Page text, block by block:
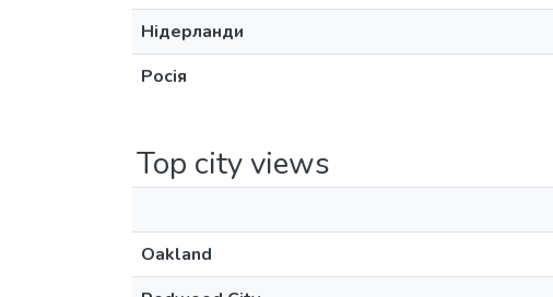
Нідерланди
Росія
Top city views
Oakland